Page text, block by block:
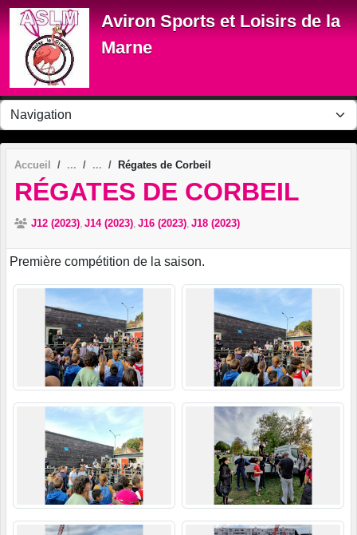
Aviron Sports et Loisirs de la
Marne
Accueil Régates de Corbeil
RÉGATES DE CORBEIL
J12 (2023) J14 (2023) J16 (2023) J18 (2023)
Première compétition de la saison.
Panneau de gestion des cookies